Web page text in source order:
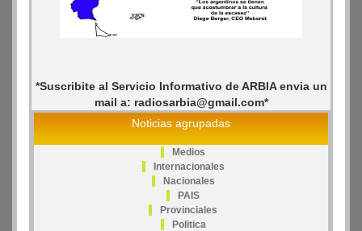
*Suscribite al Servicio Informativo de ARBIA envia un
mail a: radiosarbia@gmail.com*
Noticias agrupadas
Medios
Internacionales
Nacionales
PAIS
Provinciales
Politica